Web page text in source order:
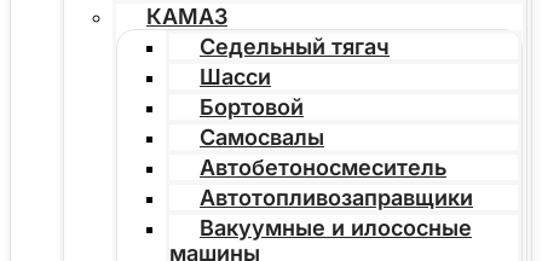
КАМАЗ
Седельный тягач
Шасси
Бортовой
Самосвалы
Автобетоносмеситель
Автотопливозаправщики
Вакуумные и илососные
машины